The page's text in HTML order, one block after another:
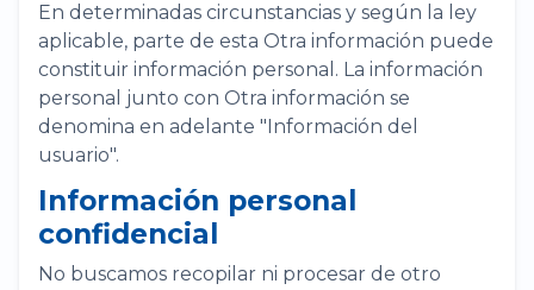
En determinadas circunstancias y según la ley
aplicable, parte de esta Otra información puede
constituir información personal. La información
personal junto con Otra información se
denomina en adelante "Información del
usuario".
Información personal
confidencial
No buscamos recopilar ni procesar de otro